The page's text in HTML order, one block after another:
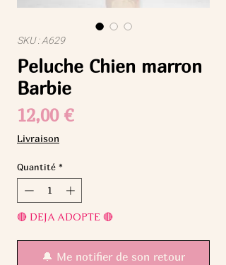
SKU : A629
Peluche Chien marron
Barbie
12,00 €Prix
Livraison
Quantité *
🔴 DEJA ADOPTE 🔴
🔔 Me notifier de son retour